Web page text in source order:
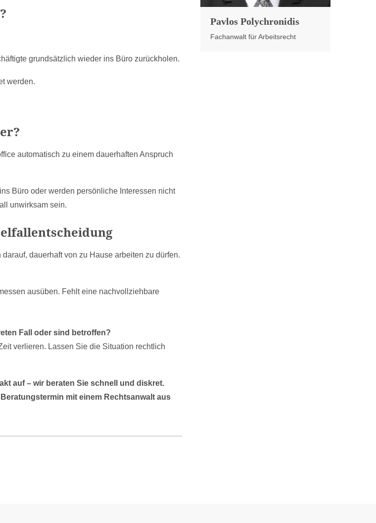
grundsätzlich wieder ins Büro zurückholen.
werden.
automatisch zu einem dauerhaften Anspruch
Büro oder werden persönliche Interessen nicht
unwirksam sein.
dauerhaft von zu Hause arbeiten zu dürfen.
ausüben. Fehlt eine nachvollziehbare
Fall oder sind betroffen?
verlieren. Lassen Sie die Situation rechtlich
auf – wir beraten Sie schnell und diskret.
mit einem Rechtsanwalt aus
Pavlos Polychronidis
Fachanwalt für Arbeitsrecht